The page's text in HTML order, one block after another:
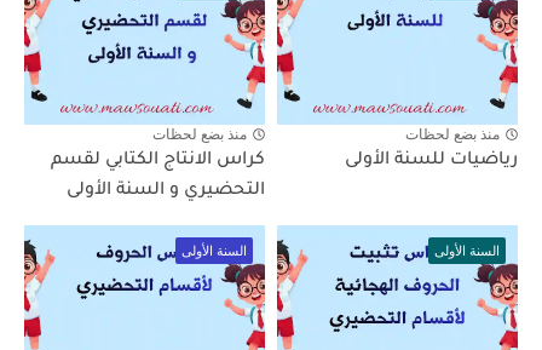
منذ بضع لحظات
رياضيات للسنة الأولى
منذ بضع لحظات
كراس الانتاج الكتابي لقسم
التحضيري و السنة الأولى
السنة الأولى السنة الأولى